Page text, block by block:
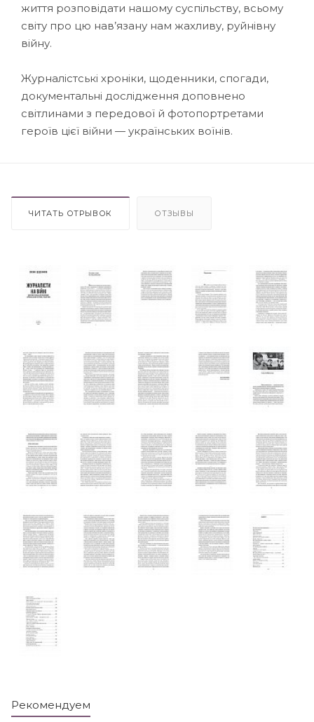
життя розповідати нашому суспільству, всьому
світу про цю нав’язану нам жахливу, руйнівну
війну.
Журналістські хроніки, щоденники, спогади,
документальні дослідження доповнено
світлинами з передової й фотопортретами
героїв цієї війни — українських воїнів.
ЧИТАТЬ ОТРЫВОК ОТЗЫВЫ
Рекомендуем